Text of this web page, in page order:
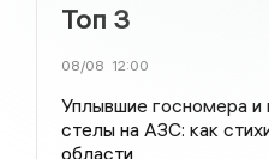
Топ 3
08/08 12:00
Уплывшие госномера и
стелы на АЗС: как
области